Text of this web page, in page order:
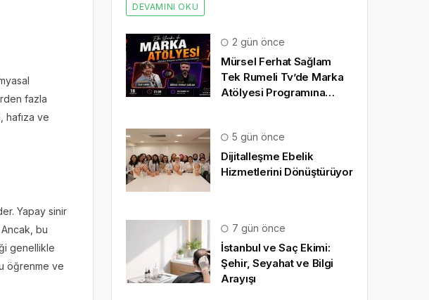
fazla
hafıza ve
Yapay sinir
bu
genellikle
öğrenme ve
DEVAMINI OKU
2 gün önce
Mürsel Ferhat Sağlam
Tek Rumeli Tv’de Marka
Atölyesi Programına
5 gün önce
Dijitalleşme Ebelik
Hizmetlerini Dönüştürüyor
7 gün önce
İstanbul ve Saç Ekimi:
Şehir, Seyahat ve Bilgi
Arayışı